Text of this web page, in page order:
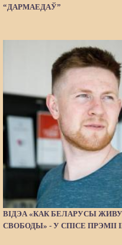
“ДАРМАЕДАЎ”
ВІДЭА «КАК БЕЛАРУСЫ
СВОБОДЫ» - У СПІСЕ